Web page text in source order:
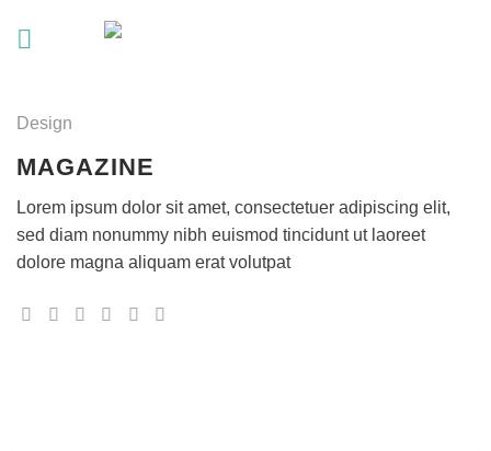
Design
MAGAZINE
Lorem ipsum dolor sit amet, consectetuer adipiscing elit,
sed diam nonummy nibh euismod tincidunt ut laoreet
dolore magna aliquam erat volutpat